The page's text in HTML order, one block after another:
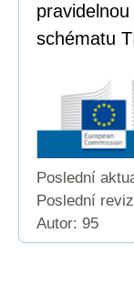
schématu
Poslední
Poslední
Autor: 95